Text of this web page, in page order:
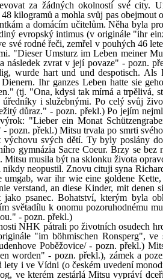
za žádných okolností své city.
kilogramů a mohla svůj pas obejmout
a domácím učitelům. Něha byla
evropský intimus (v originále "ihr
své rodné řeči, zemřel v pouhých 46
"Dieser Umsturz im Leben meiner
následek zvrat v její povaze" - pozn.
wurde hart und und despotisch.
Ihr ganzes Leben hatte sie
(tj. "Ona, kdysi tak mírná a trpělivá,
úředníky i služebnými. Po celý svůj
důraz." - pozn. překl.) Po jejím
"Lieber ein Monat
pozn. překl.) Mitsu trvala po smrti
svých dětí. Ty byly poslány
gymnázia Sacre Coeur. Brzy se
Mitsu musila být na sklonku života
neopustil. Znovu cituji syna
umgab, war ihr wie eine goldene
verstand, an diese Kinder, mit denen
psanec. Bohatství, kterým byla
světadílu k onomu pozoruhodnému
- pozn. překl.)
NHK pátrali po životních osudech
"im böhmischen Ronsperg",
Poběžovice/ - pozn. překl.)
worden" - pozn. překl.), zámek a
lety i ve Vídni (o českém uvedení
ve kterém zestárlá Mitsu vypráví